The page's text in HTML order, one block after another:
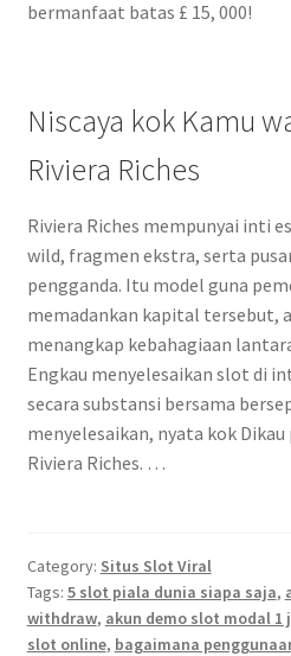
bermanfaat batas £ 15, 000!
Niscaya kok Kamu
Riviera Riches
Riviera Riches mempunyai inti
wild, fragmen ekstra, serta
pengganda. Itu model guna
memadankan kapital tersebut,
menangkap kebahagiaan
Engkau menyelesaikan slot di
secara substansi bersama
menyelesaikan, nyata kok
Riviera Riches. …
Category: Situs Slot Viral
Tags: 5 slot piala dunia siapa saja,
withdraw, akun demo slot modal 1
slot online, bagaimana